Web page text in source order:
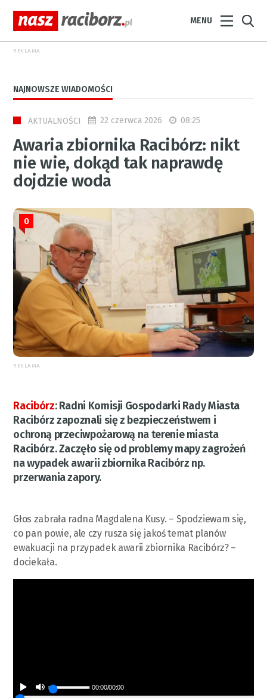
MENU
REKLAMA
NAJNOWSZE WIADOMOŚCI
AKTUALNOŚCI 22 czerwca 2026 08:25
Awaria zbiornika Racibórz: nikt
nie wie, dokąd tak naprawdę
dojdzie woda
0
REKLAMA
Racibórz:Radni Komisji Gospodarki Rady Miasta
Racibórz zapoznali się z bezpieczeństwem i
ochroną przeciwpożarową na terenie miasta
Racibórz. Zaczęło się od problemy mapy zagrożeń
na wypadek awarii zbiornika Racibórz np.
przerwania zapory.
Głos zabrała radna Magdalena Kusy. – Spodziewam się,
co pan powie, ale czy rusza się jakoś temat planów
ewakuacji na przypadek awarii zbiornika Racibórz? –
dociekała.
00:00/00:00